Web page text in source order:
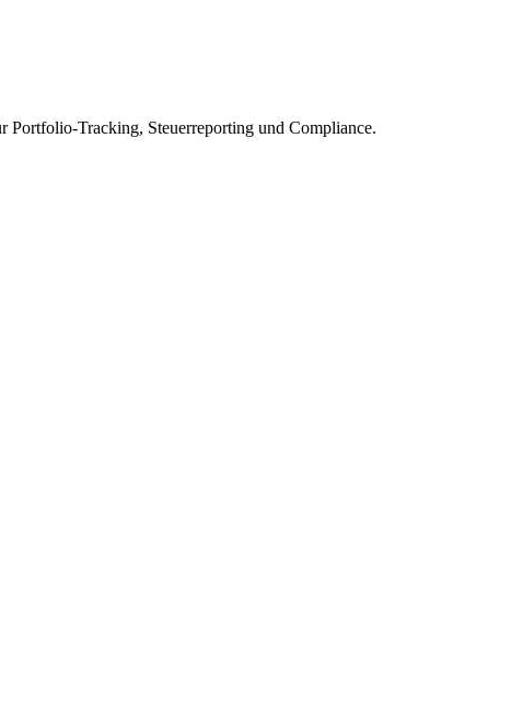
Portfolio-Tracking, Steuerreporting und Compliance.